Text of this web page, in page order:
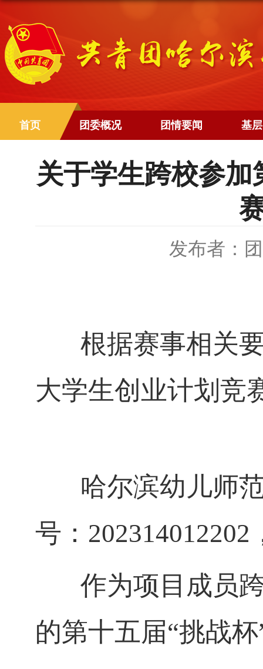
首页 团委概况 团情要闻 基
关于学生跨校参
发布者：
根据赛事相关要
大学生创业计划竞
哈尔滨幼儿师范
号：202314012202
作为项目成员跨
的第十五届“挑战